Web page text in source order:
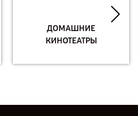
ДОМАШНИЕ
КИНОТЕАТРЫ